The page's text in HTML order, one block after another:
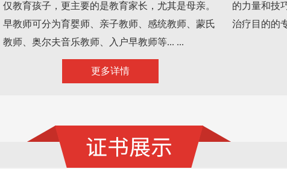
仅教育孩子，更主要的是教育家长，尤其是母亲。
早教师可分为育婴师、亲子教师、感统教师、蒙氏
教师、奥尔夫音乐教师、入户早教师等... ...
更多详情
的力量和技
治疗目的的